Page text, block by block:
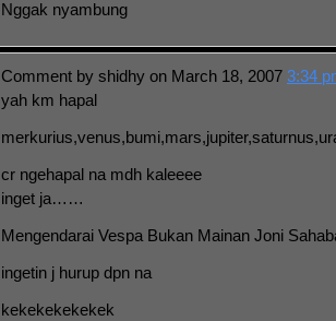
Nggak nyambung
Comment by shidhy on March 18, 2007 3:34
yah km hapal
cr ngehapal na mdh kaleeee
inget ja……
Mengendarai Vespa Bukan Mainan Joni
ingetin j hurup dpn na
kekekekekekek